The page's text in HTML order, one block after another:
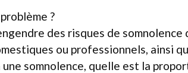
?
des risques de
ou professionnels, ainsi
somnolence, quelle est la